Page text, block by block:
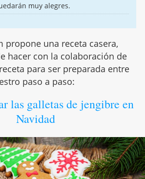
muy alegres.
propone una receta casera,
hacer con la colaboración de
para ser preparada entre
paso a paso:
las galletas de jengibre en
Navidad